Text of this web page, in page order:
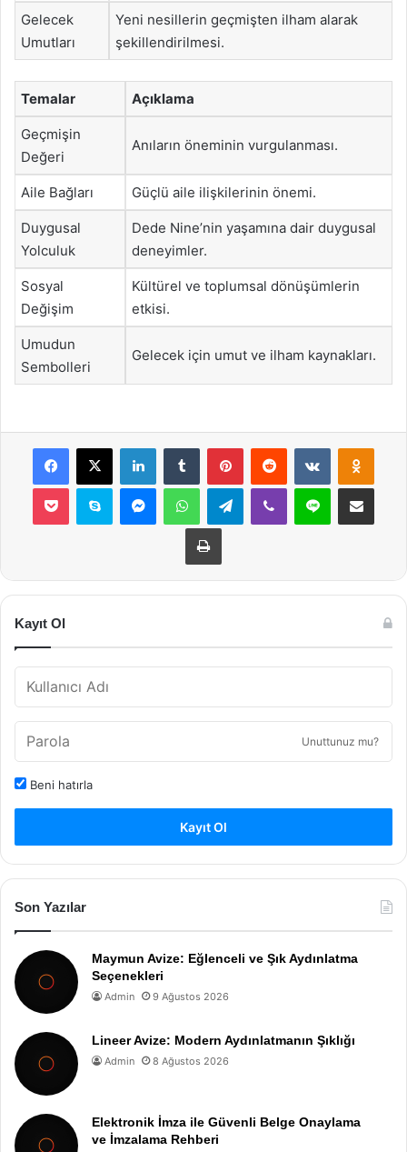
Gelecek
Umutları
Yeni nesillerin geçmişten ilham alarak
şekillendirilmesi.
Temalar Açıklama
Geçmişin
Değeri
Anıların öneminin vurgulanması.
Aile Bağları Güçlü aile ilişkilerinin önemi.
Duygusal
Yolculuk
Dede Nine’nin yaşamına dair duygusal
deneyimler.
Sosyal
Değişim
Kültürel ve toplumsal dönüşümlerin
etkisi.
Umudun
Sembolleri
Gelecek için umut ve ilham kaynakları.
Facebook
X LinkedInTumblr PinterestReddit VKontakte
Pocket Skype MessengerWhatsAppTelegramViber Line E-Posta ile
Yazdır
Kayıt Ol
Unuttunuz mu?
Beni hatırla
Kayıt Ol
Son Yazılar
Maymun Avize: Eğlenceli ve Şık Aydınlatma
Seçenekleri
Admin 9 Ağustos 2026
Lineer Avize: Modern Aydınlatmanın Şıklığı
Admin 8 Ağustos 2026
Elektronik İmza ile Güvenli Belge Onaylama
ve İmzalama Rehberi